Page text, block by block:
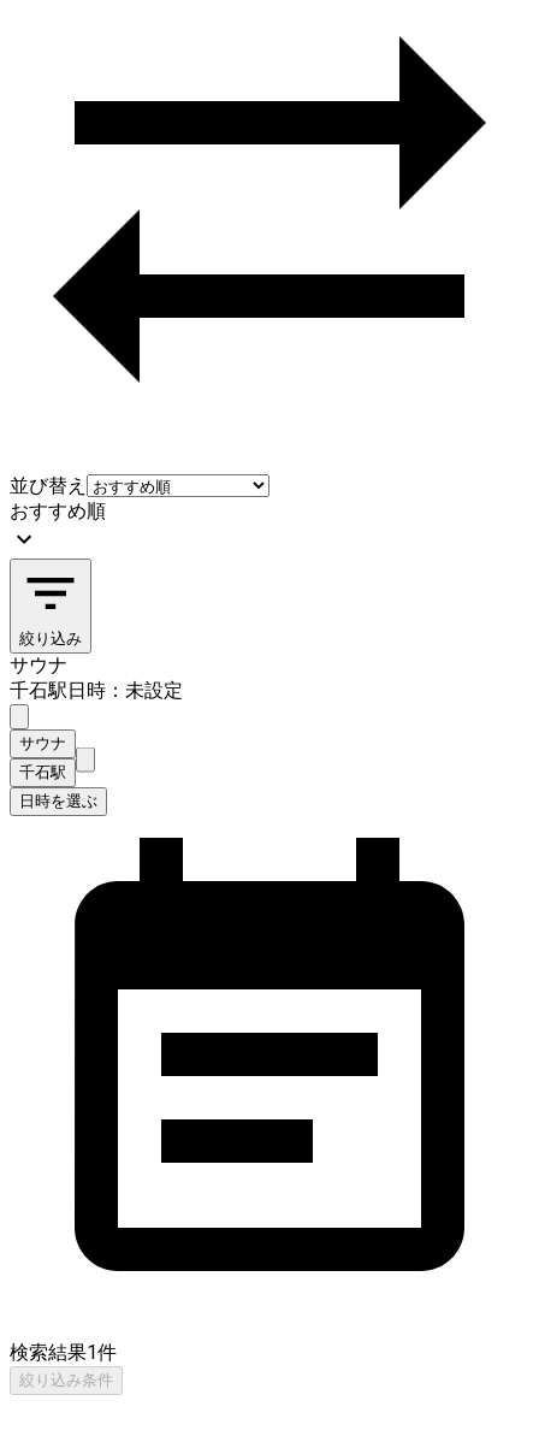
並び替え
おすすめ順
絞り込み
サウナ
千石駅日時：未設定
サウナ
千石駅
日時を選ぶ
検索結果1件
絞り込み条件